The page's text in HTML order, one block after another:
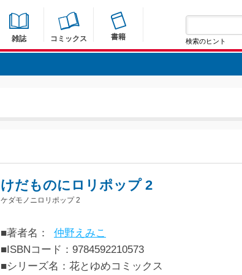
雑誌 コミックス 書籍 検索のヒント
けだものにロリポップ 2
ケダモノニロリポップ 2
■著者名：
仲野えみこ
■ISBNコード：9784592210573
■シリーズ名：花とゆめコミックス